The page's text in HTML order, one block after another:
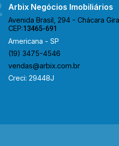
Arbix Negócios Imobiliários
Avenida Brasil, 294 - Chácara
CEP:13465-691
Americana - SP
(19) 3475-4546
vendas@arbix.com.br
Creci: 29448J